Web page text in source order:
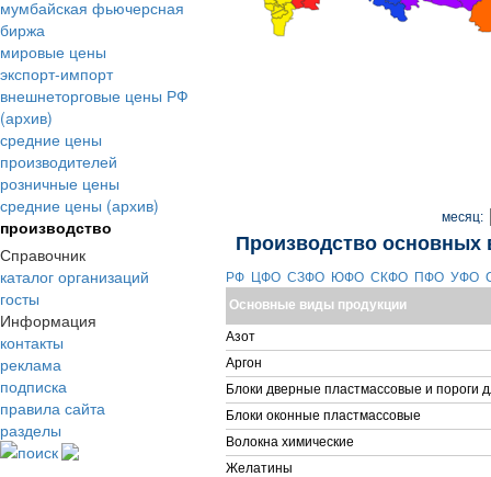
мумбайская фьючерсная
биржа
мировые цены
экспорт-импорт
внешнеторговые цены РФ
(архив)
средние цены
производителей
розничные цены
средние цены (архив)
производство
Справочник
каталог организаций
госты
Информация
контакты
реклама
подписка
правила сайта
разделы
поиск
месяц:
Производство основных
РФ ЦФО СЗФО ЮФО СКФО ПФО УФО
Основные виды продукции
Азот
Аргон
Блоки дверные пластмассовые и пороги
Блоки оконные пластмассовые
Волокна химические
Желатины